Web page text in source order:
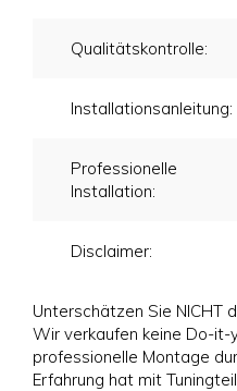
Qualitätskontrolle:
Installationsanleitung:
Professionelle
Installation:
Disclaimer:
Unterschätzen Sie NICHT
Wir verkaufen keine Do-it-
professionelle Montage
Erfahrung hat mit